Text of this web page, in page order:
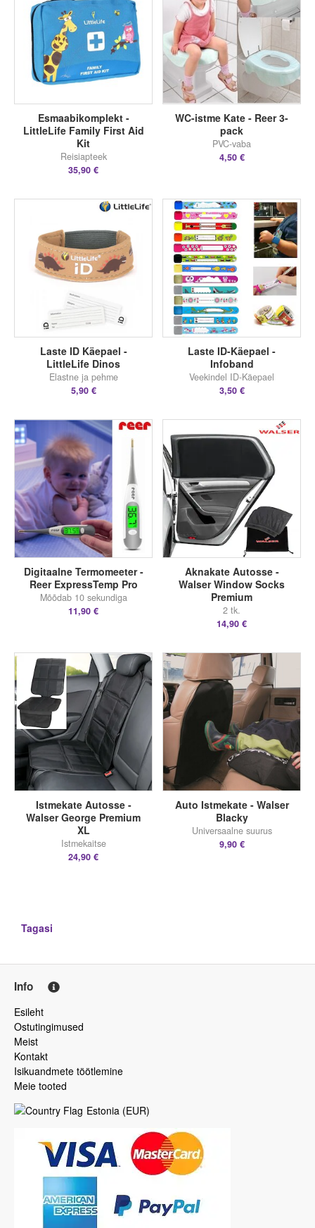
Esmaabikomplekt -
LittleLife Family First Aid
Kit
Reisiapteek
35,90 €
WC-istme Kate - Reer 3-
pack
PVC-vaba
4,50 €
Laste ID Käepael -
LittleLife Dinos
Elastne ja pehme
5,90 €
Laste ID-Käepael -
Infoband
Veekindel ID-Käepael
3,50 €
Digitaalne Termomeeter -
Reer ExpressTemp Pro
Mõõdab 10 sekundiga
11,90 €
Aknakate Autosse -
Walser Window Socks
Premium
2 tk.
14,90 €
Istmekate Autosse -
Walser George Premium
XL
Istmekaitse
24,90 €
Auto Istmekate - Walser
Blacky
Universaalne suurus
9,90 €
Tagasi
Info
Esileht
Ostutingimused
Meist
Kontakt
Isikuandmete töötlemine
Meie tooted
Estonia (EUR)